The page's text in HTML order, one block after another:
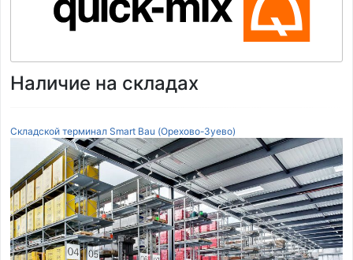
Наличие на складах
Складской терминал Smart Bau (Орехово-Зуево)